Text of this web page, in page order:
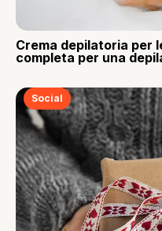
Crema depilatoria per
completa per una
Social